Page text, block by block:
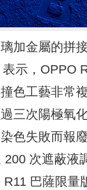
加金屬的拼
示，OPPO
色工藝非常
三次陽極氧
色失敗而報
200 次遮蔽液
巴薩限量